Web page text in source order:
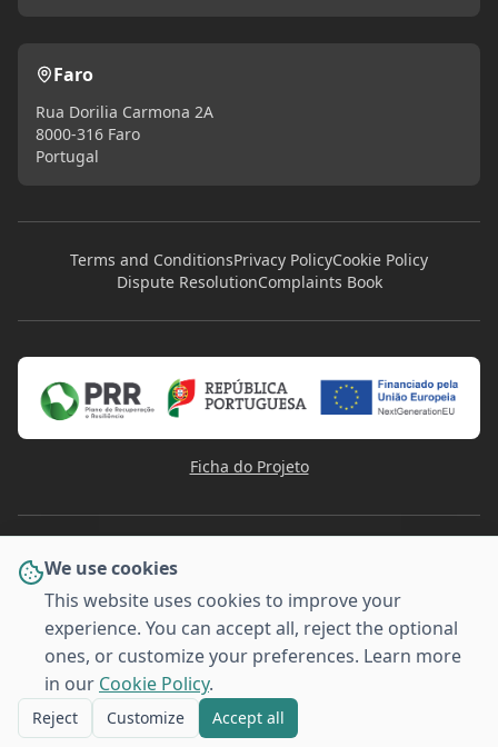
We use cookies
This website uses cookies to improve your
experience. You can accept all, reject the optional
ones, or customize your preferences. Learn more
in our Cookie Policy.
Reject Customize Accept all
Faro
Rua Dorilia Carmona 2A
8000-316 Faro
Portugal
Terms and ConditionsPrivacy PolicyCookie Policy
Dispute ResolutionComplaints Book
Ficha do Projeto
© 2026 Stafforma - Training for Companies. All rights
reserved.
PAYMENT METHODS
VISA AMERICAN
EXPRESS PayPal Pay Googl ePay
MULTI
BANCO
MB WAY